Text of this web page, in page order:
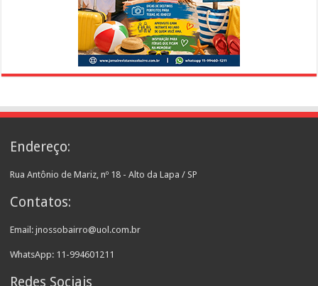
Endereço:
Rua Antônio de Mariz, nº 18 - Alto da Lapa / SP
Contatos:
Email: jnossobairro@uol.com.br
WhatsApp: 11-994601211
Redes Sociais